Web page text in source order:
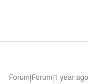
Forum|Forum|1 year ago